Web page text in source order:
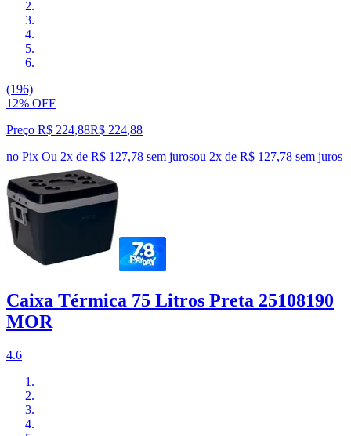
(196)
12% OFF
Preço R$ 224,88R$ 224,88
no Pix Ou 2x de R$ 127,78 sem jurosou 2x de R$ 127,78 sem juros
Caixa Térmica 75 Litros Preta 25108190
MOR
4.6